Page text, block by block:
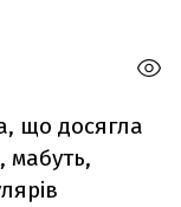
що досягла
мабуть,